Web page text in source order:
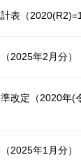
表（
2025年2月分）
改定（2020年(
2025年1月分）